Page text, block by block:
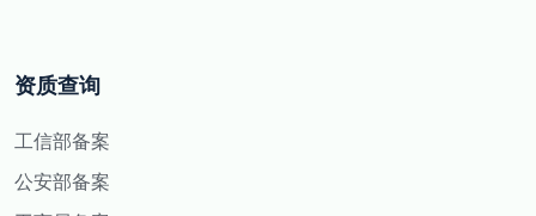
资质查询
工信部备案
公安部备案